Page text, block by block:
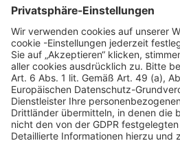
Hilfreiche Links
Online einkaufen & buchen